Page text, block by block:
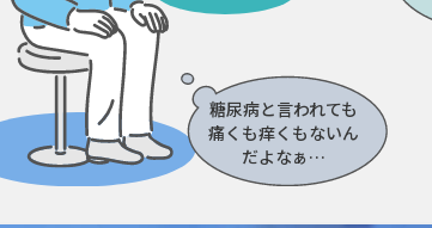
糖尿病と言われても
痛くも痒くもないん
だよなぁ…